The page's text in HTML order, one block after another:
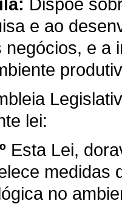
e ao
negócios, e a
lei:
Esta Lei,
medidas
no